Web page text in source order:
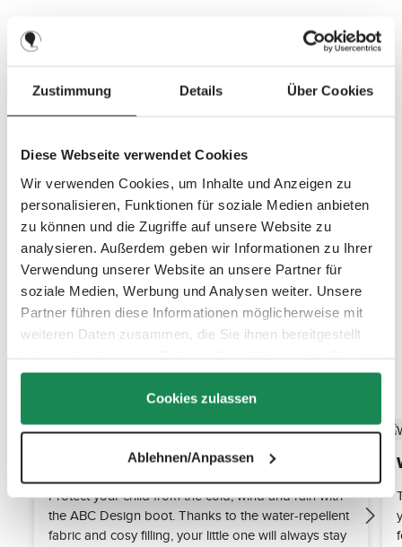
Zustimmung Details Über Cookies
Diese Webseite verwendet Cookies
Wir verwenden Cookies, um Inhalte und Anzeigen zu
personalisieren, Funktionen für soziale Medien anbieten
zu können und die Zugriffe auf unsere Website zu
analysieren. Außerdem geben wir Informationen zu Ihrer
Verwendung unserer Website an unsere Partner für
soziale Medien, Werbung und Analysen weiter. Unsere
Partner führen diese Informationen möglicherweise mit
weiteren Daten zusammen, die Sie ihnen bereitgestellt
gesammelt haben.
Cookies zulassen
Ablehnen/Anpassen
Discover the top features
Universal wind and weather protection
Protect your child from the cold, wind and rain with
the ABC Design boot. Thanks to the water-repellent
fabric and cosy filling, your little one will always stay